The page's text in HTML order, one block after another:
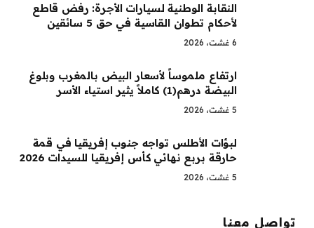
النقابة الوطنية لسيارات الأجرة: رفض قاطع
لأحكام تطوان القاسية في حق 5 سائقين
6 غشت، 2026
ارتفاع ملموساً لأسعار البيض بالمغرب وبلوغ
البيضة درهم(1) كاملاً يثير استياء الأسر
5 غشت، 2026
لبؤات الأطلس تواجه جنوب إفريقيا في قمة
حارقة بربع نهائي كأس إفريقيا للسيدات 2026
5 غشت، 2026
تواصل معنا